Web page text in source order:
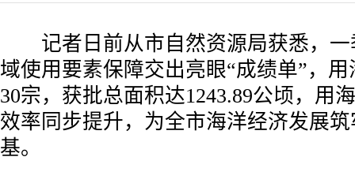
记者日前从市自然资源局获悉，一
域使用要素保障交出亮眼“成绩单”，
30宗，获批总面积达1243.89公顷，用
效率同步提升，为全市海洋经济发展
基。